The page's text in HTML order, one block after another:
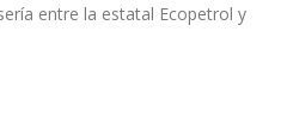
entre la estatal Ecopetrol y